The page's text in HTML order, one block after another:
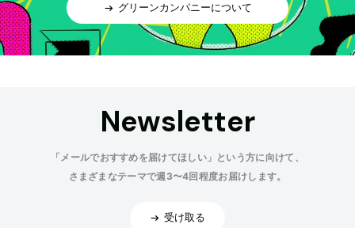
グリーンカンパニーについて
Newsletter
「メールでおすすめを届けてほしい」という方に向けて、
さまざまなテーマで週3〜4回程度お届けします。
受け取る